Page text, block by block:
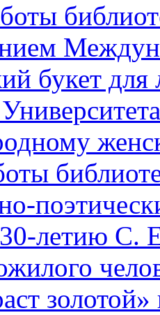
букет
летию С.